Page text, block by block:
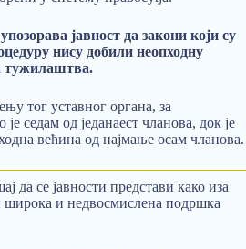
јавност да закони који су
нису добили неопходну
тужилаштва.
тог уставног органа, за
седам од једанаест чланова, док је
већина од најмање осам чланова.
да се јавности представи како иза
широка и недвосмислена подршка